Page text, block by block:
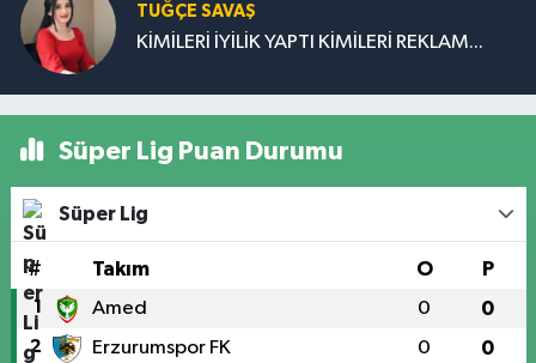
TUĞÇE SAVAŞ
KİMİLERİ İYİLİK YAPTI KİMİLERİ REKLAM...
Süper Lig Puan Durumu
Süper Lig
# Takım O P
1 Amed 0 0
2 Erzurumspor FK 0 0